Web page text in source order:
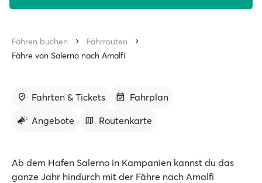
Fähren buchen
Fährrouten
Fähre von Salerno nach Amalfi
Fahrten & Tickets
Fahrplan
Angebote
Routenkarte
Ab dem Hafen Salerno in Kampanien kannst du das
ganze Jahr hindurch mit der Fähre nach Amalfi